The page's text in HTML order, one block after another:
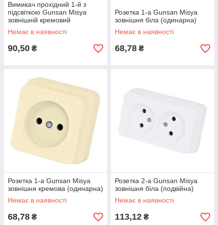
Вимикач прохідний 1-й з
підсвіткою Gunsan Misya
зовнішній кремовий
(одноклавішний)
Немає в наявності
90,50 ₴
Розетка 1-а Gunsan Misya
зовнішня біла (одинарна)
Немає в наявності
68,78 ₴
Розетка 1-а Gunsan Misya
зовнішня кремова (одинарна)
Немає в наявності
68,78 ₴
Розетка 2-а Gunsan Misya
зовнішня біла (подвійна)
Немає в наявності
113,12 ₴